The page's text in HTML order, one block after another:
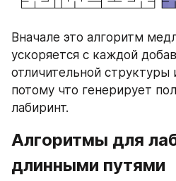
Вначале это алгоритм
ускоряется с каждой
отличительной структуры
потому что генерирует
лабиринт.
Алгоритмы для
длинными путями